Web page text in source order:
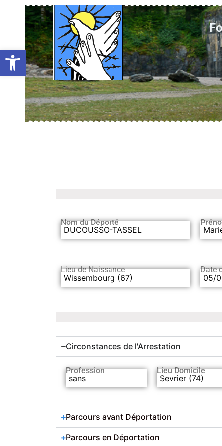
Ouvrir la barre d’outils
Nom du Déporté
DUCOUSSO-TASSEL
Lieu de Naissance
Wissembourg (67)
Date
05/
Circonstances de l'Arrestation
Profession
sans
Lieu Domicile
Sevrier (74)
Parcours avant Déportation
Parcours en Déportation